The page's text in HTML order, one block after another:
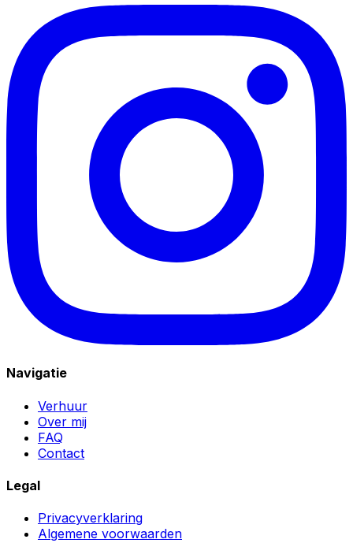
Navigatie
Verhuur
Over mij
FAQ
Contact
Legal
Privacyverklaring
Algemene voorwaarden